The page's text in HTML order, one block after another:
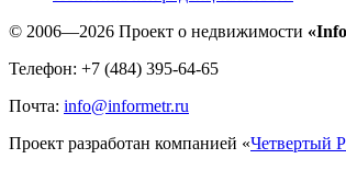
© 2006—2026 Проект о недвижимости
Телефон: +7 (484) 395-64-65
Почта: info@informetr.ru
Проект разработан компанией «Четвертый